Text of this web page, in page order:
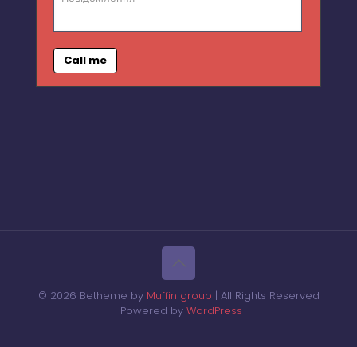
Call me
© 2026 Betheme by Muffin group | All Rights Reserved
| Powered by WordPress